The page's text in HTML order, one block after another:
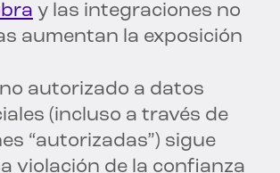
y las integraciones no
aumentan la exposición
autorizado a datos
(incluso a través de
“autorizadas”) sigue
violación de la confianza